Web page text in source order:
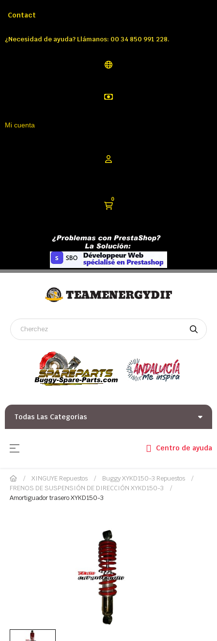
Contact
¿Necesidad de ayuda? Llámanos: 00 34 850 991 228.
Mi cuenta
0
Todas Las Categorias
Navegación de palanca
☰ Centro de ayuda
XINGUYE Repuestos
Buggy XYKD150-3 Repuestos
FRENOS DE SUSPENSIÓN DE DIRECCIÓN XYKD150-3
Amortiguador trasero XYKD150-3